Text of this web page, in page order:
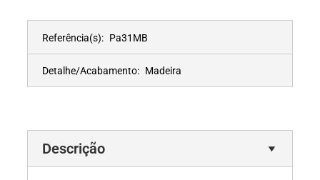
Referência(s): Pa31MB
Detalhe/Acabamento: Madeira
Descrição